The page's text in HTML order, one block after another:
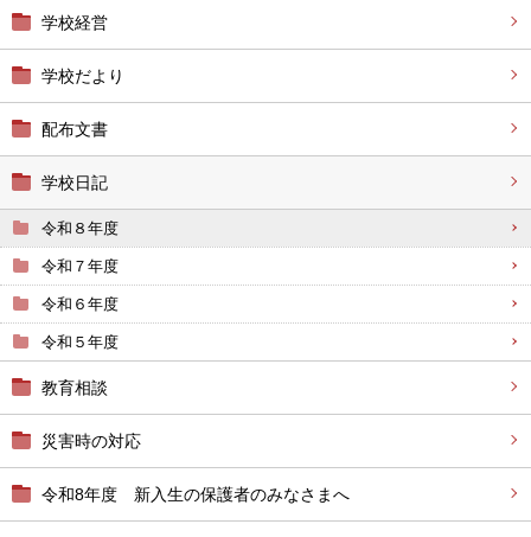
学校経営
学校だより
配布文書
学校日記
令和８年度
令和７年度
令和６年度
令和５年度
教育相談
災害時の対応
令和8年度 新入生の保護者のみなさまへ